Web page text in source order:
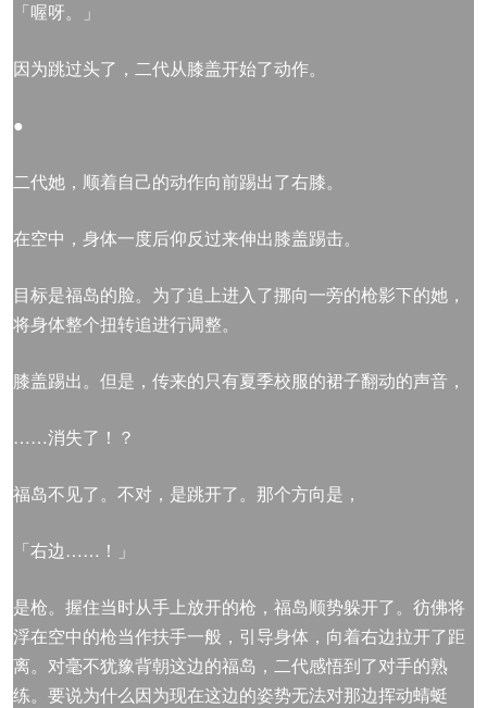
「喔呀。」
因为跳过头了，二代从膝盖开始了动作。
●
二代她，顺着自己的动作向前踢出了右膝。
在空中，身体一度后仰反过来伸出膝盖踢击。
目标是福岛的脸。为了追上进入了挪向一旁的枪影下的她，
将身体整个扭转追进行调整。
膝盖踢出。但是，传来的只有夏季校服的裙子翻动的声音，
……消失了！？
福岛不见了。不对，是跳开了。那个方向是，
「右边……！」
是枪。握住当时从手上放开的枪，福岛顺势躲开了。彷佛将
浮在空中的枪当作扶手一般，引导身体，向着右边拉开了距
离。对毫不犹豫背朝这边的福岛，二代感悟到了对手的熟
练。要说为什么因为现在这边的姿势无法对那边挥动蜻蜓